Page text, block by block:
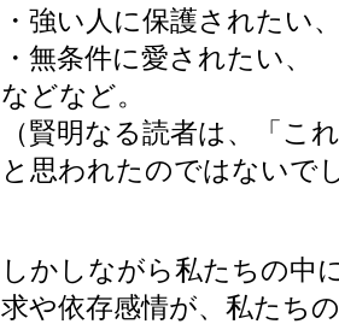
・強い人に保護されたい
・無条件に愛されたい、
などなど。
（賢明なる読者は、「こ
と思われたのではないで
しかしながら私たちの中
求や依存感情が、私たち